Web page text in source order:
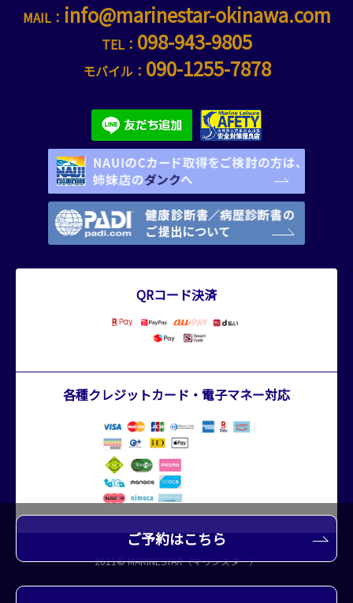
MAIL： info@marinestar-okinawa.com
TEL： 098-943-9805
モバイル： 090-1255-7878
QRコード決済
各種クレジットカード・電子マネー対応
2021© MARINESTAR（マリンスター）
ご予約はこちら